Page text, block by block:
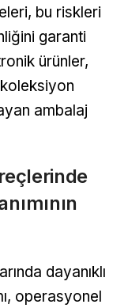
bu riskleri
garanti
ürünler,
ambalaj
dayanıklı
operasyonel